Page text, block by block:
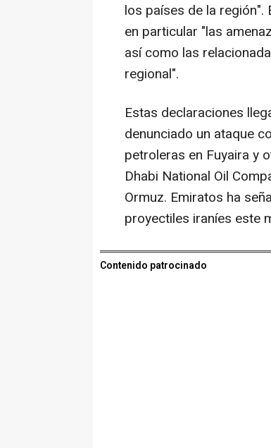
los países de la
en particular "las
así como las
regional".
Estas declaraciones
denunciado un ataque
petroleras en Fuyaira y
Dhabi National Oil
Ormuz. Emiratos ha
proyectiles iraníes este
Contenido patrocinado